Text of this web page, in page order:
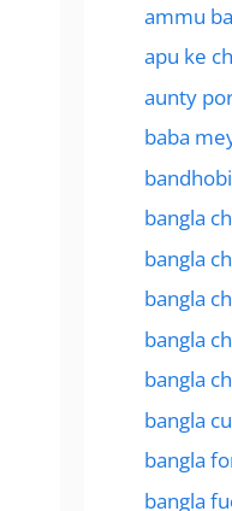
ammu
apu ke
aunty
baba
bangla
bangla
bangla
bangla
bangla
bangla
bangla
bangla